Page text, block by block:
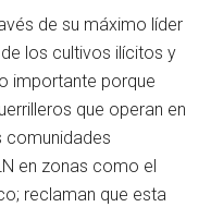
de su máximo líder
los cultivos ilícitos y
importante porque
que operan en
comunidades
en zonas como el
reclaman que esta